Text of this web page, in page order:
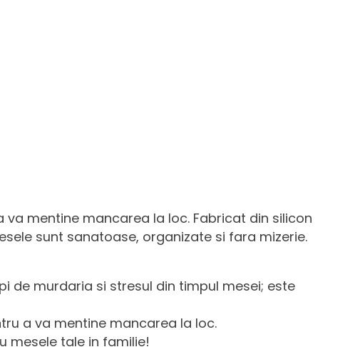
mentine mancarea la loc. Fabricat din silicon
sunt sanatoase, organizate si fara mizerie.
murdaria si stresul din timpul mesei; este
a va mentine mancarea la loc.
mesele tale in familie!